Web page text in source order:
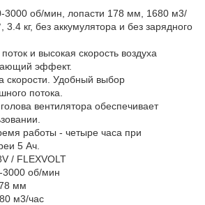
3000 об/мин, лопасти 178 мм, 1680 м3/
3.4 кг, без аккумулятора и без зарядного
и высокая скорость воздуха
эффект.
скорости. Удобный выбор
потока.
вентилятора обеспечивает
работы - четыре часа при
5 Ач.
/ FLEXVOLT
3000 об/мин
мм
м3/час